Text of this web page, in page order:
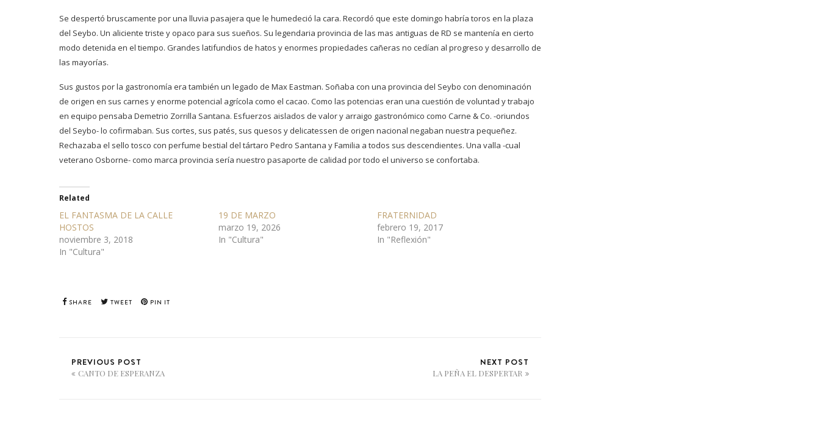
Se despertó bruscamente por una lluvia pasajera que le humedeció la cara. Recordó que este domingo habría toros en la plaza
del Seybo. Un aliciente triste y opaco para sus sueños. Su legendaria provincia de las mas antiguas de RD se mantenía en cierto
modo detenida en el tiempo. Grandes latifundios de hatos y enormes propiedades cañeras no cedían al progreso y desarrollo de
las mayorías.
Sus gustos por la gastronomía era también un legado de Max Eastman. Soñaba con una provincia del Seybo con denominación
de origen en sus carnes y enorme potencial agrícola como el cacao. Como las potencias eran una cuestión de voluntad y trabajo
en equipo pensaba Demetrio Zorrilla Santana. Esfuerzos aislados de valor y arraigo gastronómico como Carne & Co. -oriundos
del Seybo- lo cofirmaban. Sus cortes, sus patés, sus quesos y delicatessen de origen nacional negaban nuestra pequeñez.
Rechazaba el sello tosco con perfume bestial del tártaro Pedro Santana y Familia a todos sus descendientes. Una valla -cual
veterano Osborne- como marca provincia sería nuestro pasaporte de calidad por todo el universo se confortaba.
Related
EL FANTASMA DE LA CALLE
HOSTOS
noviembre 3, 2018
In "Cultura"
19 DE MARZO
marzo 19, 2026
In "Cultura"
FRATERNIDAD
febrero 19, 2017
In "Reflexión"
SHARE TWEET PIN IT
PREVIOUS POST
CANTO DE ESPERANZA
NEXT POST
LA PEÑA EL DESPERTAR